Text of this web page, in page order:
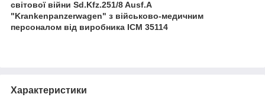
світової війни Sd.Kfz.251/8 Ausf.A
"Krankenpanzerwagen" з військово-медичним
персоналом від виробника ICM 35114
Характеристики